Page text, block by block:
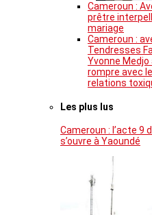
Cameroun :
prêtre
mariage
Cameroun :
Tendresses
Yvonne Medjo
rompre avec
relations
Les plus lus
Cameroun : l’acte 9
s’ouvre à Yaoundé